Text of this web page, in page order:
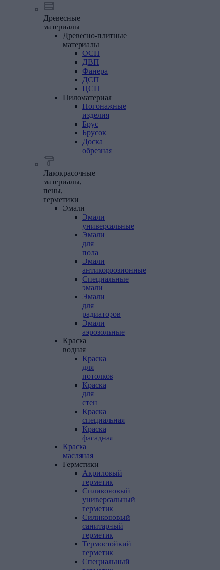
Древесные
материалы
Древесно-плитные
материалы
ОСП
ДВП
Фанера
ДСП
ЦСП
Пиломатериал
Погонажные
изделия
Брус
Брусок
Доска
обрезная
Лакокрасочные
материалы,
пены,
герметики
Эмали
Эмали
универсальные
Эмали
для
пола
Эмали
антикоррозионные
Специальные
эмали
Эмали
для
радиаторов
Эмали
аэрозольные
Краска
водная
Краска
для
потолков
Краска
для
стен
Краска
специальная
Краска
фасадная
Краска
масляная
Герметики
Акриловый
герметик
Силиконовый
универсальный
герметик
Силиконовый
санитарный
герметик
Термостойкий
герметик
Специальный